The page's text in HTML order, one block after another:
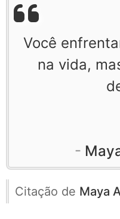
Você
na vida,
Citação de Maya